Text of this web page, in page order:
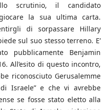
scrutinio, il candidato
la sua ultima carta.
di sorpassare Hillary
sul suo stesso terreno. E’
pubblicamente Benjamin
All’esito di questo incontro,
riconosciuto Gerusalemme
Israele” e che vi avrebbe
se fosse stato eletto alla